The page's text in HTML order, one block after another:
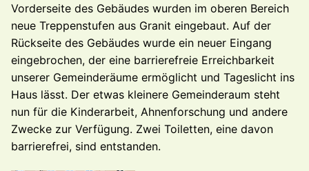
Vorderseite des Gebäudes wurden im oberen Bereich
neue Treppenstufen aus Granit eingebaut. Auf der
Rückseite des Gebäudes wurde ein neuer Eingang
eingebrochen, der eine barrierefreie Erreichbarkeit
unserer Gemeinderäume ermöglicht und Tageslicht ins
Haus lässt. Der etwas kleinere Gemeinderaum steht
nun für die Kinderarbeit, Ahnenforschung und andere
Zwecke zur Verfügung. Zwei Toiletten, eine davon
barrierefrei, sind entstanden.